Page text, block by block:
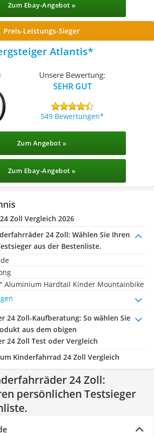
Zum Ebay-Angebot »
Preis-Leistungs-Sieger
Atlantis
Unsere Bewertung:
SEHR GUT
549 Bewertungen
Zum Angebot »
Zum Ebay-Angebot »
Zoll Vergleich 2026
24 Zoll: Wählen Sie Ihren
aus der Bestenliste.
Aluminium Hardtail Kinder Mountainbike
24 Zoll-Kaufberatung: So wählen Sie
aus dem obigen
24 Zoll Test oder Vergleich
Kinderfahrrad 24 Zoll Vergleich
24 Zoll:
persönlichen Testsieger